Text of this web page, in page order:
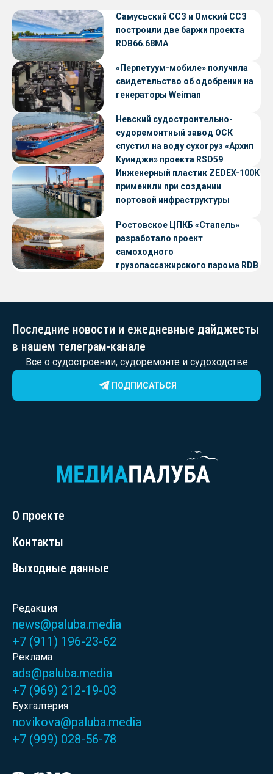
Самусьский ССЗ и Омский ССЗ
построили две баржи проекта
RDB66.68МА
«Перпетуум-мобиле» получила
свидетельство об одобрении на
генераторы Weiman
Невский судостроительно-
судоремонтный завод ОСК
спустил на воду сухогруз «Архип
Куинджи» проекта RSD59
Инженерный пластик ZEDEX-100K
применили при создании
портовой инфраструктуры
Ростовское ЦПКБ «Стапель»
разработало проект
самоходного
грузопассажирского парома RDB
Последние новости и ежедневные дайджесты
в нашем телеграм-канале
Все о судостроении, судоремонте и судоходстве
ПОДПИСАТЬСЯ
О проекте
Контакты
Выходные данные
Редакция
news@paluba.media
+7 (911) 196-23-62
Реклама
ads@paluba.media
+7 (969) 212-19-03
Бухгалтерия
novikova@paluba.media
+7 (999) 028-56-78